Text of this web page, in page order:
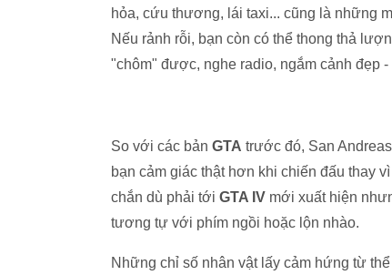
hỏa, cứu thương, lái taxi... cũng là những
Nếu rảnh rỗi, bạn còn có thể thong thả
"chôm" được, nghe radio, ngắm cảnh đẹp -
So với các bản GTA trước đó, San
bạn cảm giác thật hơn khi chiến đấu thay
chắn dù phải tới GTA IV mới xuất hiện
tương tự với phím ngồi hoặc lộn nhào.
Những chỉ số nhân vật lấy cảm hứng từ